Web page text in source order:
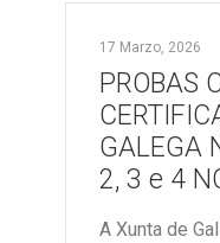
17 Marzo, 2026
PROBAS
GALEGA
2, 3 e 4
A Xunta de